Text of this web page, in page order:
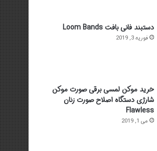
دستبند فانی بافت Loom Bands
فوریه 3, 2019
خرید موکن لمسی برقی صورت موکن
شارژی دستگاه اصلاح صورت زنان
Flawless
می 1, 2019